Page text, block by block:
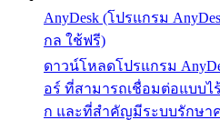
AnyDesk (โปรแกรม
กล ใช้ฟรี)
ดาวน์โหลดโปรแกรม
อร์ ที่สามารถเชื่อมต่อแบบ
ก และที่สำคัญมีระบบรักษา